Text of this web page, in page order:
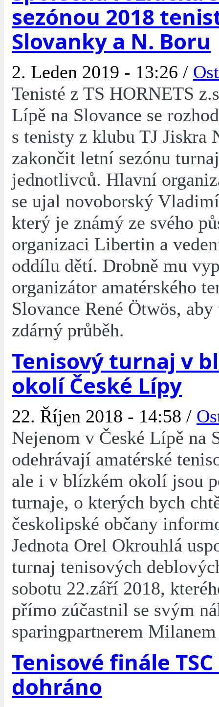
sezónou 2018
Slovanky a N. Boru
2. Leden 2019 - 13:26 /
Tenisté z TS HORNETS
Lípě na Slovance se
s tenisty z klubu TJ Jiskra
zakončit letní sezónu
jednotlivců. Hlavní
se ujal novoborský
který je známý ze svého
organizaci Libertin a
oddílu dětí. Drobně mu
organizátor amatérského
Slovance René Ötwös,
zdárný průběh.
Tenisový turnaj v
okolí České Lípy
22. Říjen 2018 - 14:58 /
Nejenom v České Lípě na
odehrávají amatérské
ale i v blízkém okolí jsou
turnaje, o kterých bych
českolipské občany
Jednota Orel Okrouhlá
turnaj tenisových
sobotu 22.září 2018,
přímo zúčastnil se svým
sparingpartnerem
Tenisové finále TSC
dohráno